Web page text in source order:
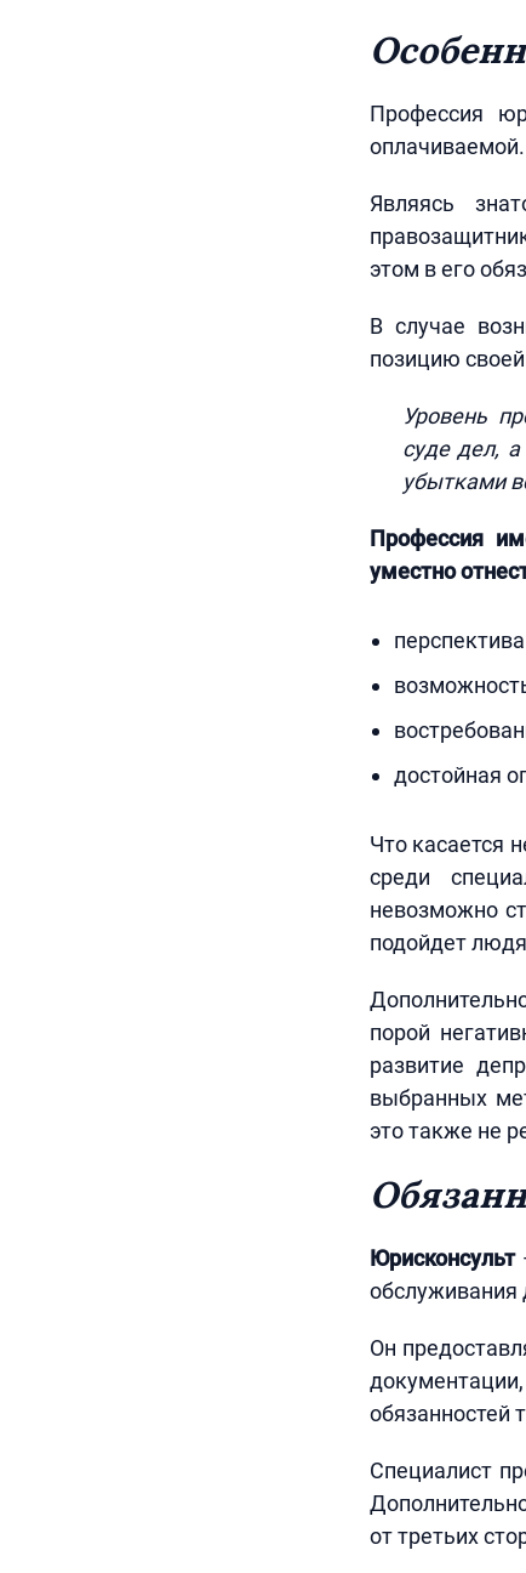
Профессия
оплачиваемой.
Являясь
этом в его
В случае
позицию
Уровень
суде дел,
убытками
Профессия
уместно
достойная
Что касается
среди
невозможно
подойдет
порой
развитие
выбранных
это также не
Юрисконсульт
обслуживания
Он
обязанностей
Специалист
от третьих